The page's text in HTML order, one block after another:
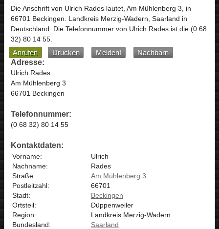
Die Anschrift von Ulrich Radeslautet, Am Mühlenberg 3, in
66701 Beckingen. Landkreis Merzig-Wadern, Saarland in
Deutschland. Die Telefonnummer von Ulrich Rades ist die (0 68
32) 80 14 55.
Anrufen Drucken Melden!
Nachbarn
Adresse:
Ulrich Rades
Am Mühlenberg 3
66701 Beckingen
Telefonnummer:
(0 68 32) 80 14 55
Kontaktdaten:
Vorname:
Ulrich
Nachname:
Rades
Straße:
Am Mühlenberg 3
Postleitzahl:
66701
Stadt:
Beckingen
Ortsteil:
Düppenweiler
Region:
Landkreis Merzig-Wadern
Bundesland:
Saarland